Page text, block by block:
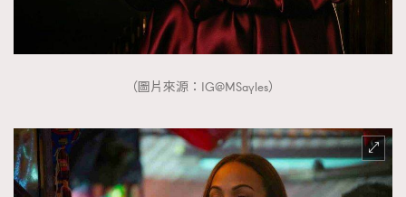
（圖片來源：IG@MSayles）